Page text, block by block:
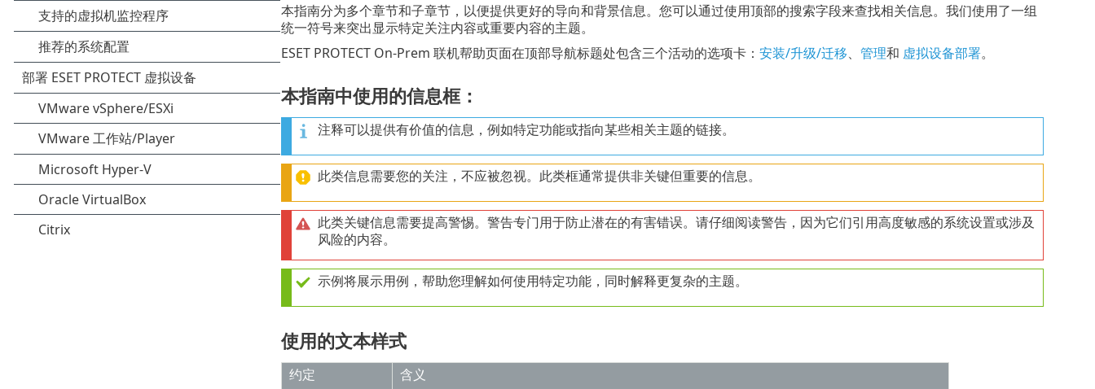
本指南分为多个章节和子章节，以便提供更好的导向和背景信息。您可以通过使用顶部的搜索字段来查找相关信息。我们使用了一组
统一符号来突出显示特定关注内容或重要内容的主题。
ESET PROTECT On-Prem 联机帮助页面在顶部导航标题处包含三个活动的选项卡： 安装/升级/迁移、 管理和 虚拟设备部署。
本指南中使用的信息框：
注释可以提供有价值的信息，例如特定功能或指向某些相关主题的链接。
此类信息需要您的关注，不应被忽视。此类框通常提供非关键但重要的信息。
此类关键信息需要提高警惕。警告专门用于防止潜在的有害错误。请仔细阅读警告，因为它们引用高度敏感的系统设置或涉及
风险的内容。
示例将展示用例，帮助您理解如何使用特定功能，同时解释更复杂的主题。
使用的文本样式
约定
含义